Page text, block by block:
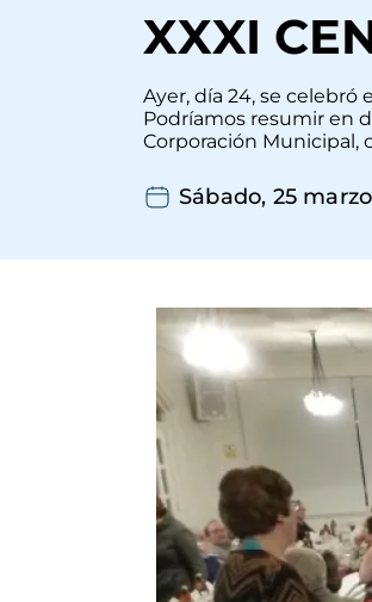
navegación
XXXI
Ayer, día 24, se celebró
Podríamos resumir en
Corporación Municipal,
Sábado, 25